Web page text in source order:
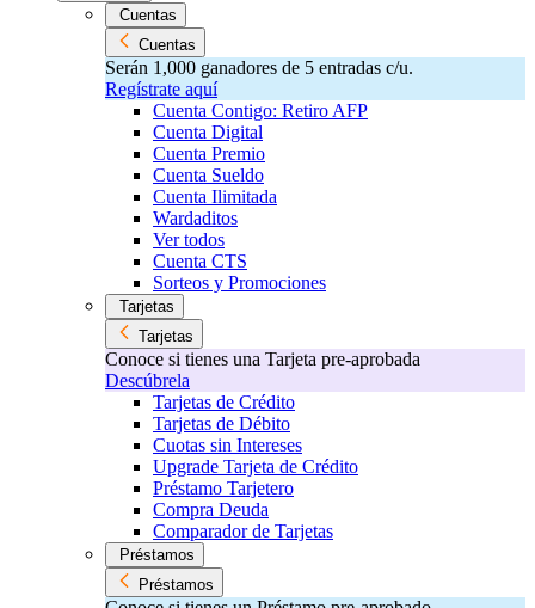
Cuentas
Cuentas
Serán 1,000 ganadores de 5 entradas c/u.
Regístrate aquí
Cuenta Contigo: Retiro AFP
Cuenta Digital
Cuenta Premio
Cuenta Sueldo
Cuenta Ilimitada
Wardaditos
Ver todos
Cuenta CTS
Sorteos y Promociones
Tarjetas
Tarjetas
Conoce si tienes una Tarjeta pre-aprobada
Descúbrela
Tarjetas de Crédito
Tarjetas de Débito
Cuotas sin Intereses
Upgrade Tarjeta de Crédito
Préstamo Tarjetero
Compra Deuda
Comparador de Tarjetas
Préstamos
Préstamos